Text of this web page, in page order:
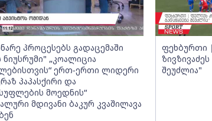
პროცესებს გადაცემაში
„კოალიცია
ერთ-ერთი ლიდერი
პაპასქირი და
მოედნის“
მდივანი ბაკურ კვაშილავა
ფეხბურთი
შეუძლია"